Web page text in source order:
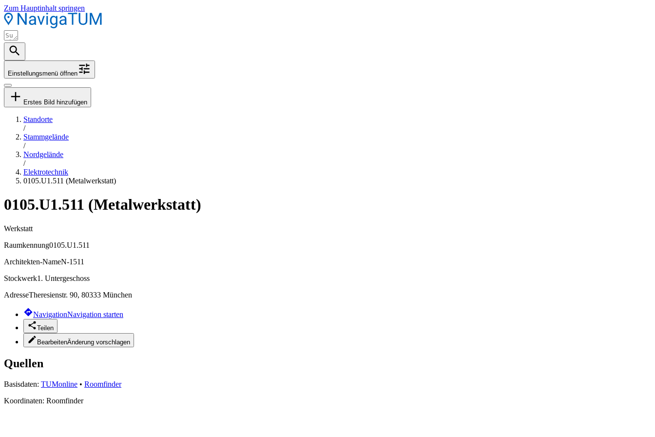
Zum Hauptinhalt springen
Einstellungsmenü öffnen
Erstes Bild hinzufügen
Standorte
/
Stammgelände
/
Nordgelände
/
Elektrotechnik
0105.U1.511 (Metalwerkstatt)
0105.U1.511 (Metalwerkstatt)
Werkstatt
Raumkennung0105.U1.511
Architekten-NameN-1511
Stockwerk1. Untergeschoss
AdresseTheresienstr. 90, 80333 München
NavigationNavigation starten
Teilen
BearbeitenÄnderung vorschlagen
Quellen
Basisdaten: TUMonline • Roomfinder
Koordinaten: Roomfinder